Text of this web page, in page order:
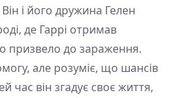
і його дружина Гелен
де Гаррі отримав
призвело до зараження.
але розуміє, що шансів
час він згадує своє життя,